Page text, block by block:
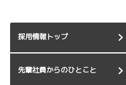
採用情報トップ
先輩社員からのひとこと